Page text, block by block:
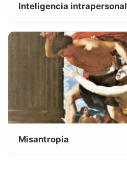
Inteligencia intrapersonal
Misantropía